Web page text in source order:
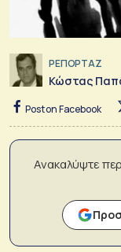
ΡΕΠΟΡΤΑΖ
Κώστας
Post on Facebook
Ανακαλύψτε